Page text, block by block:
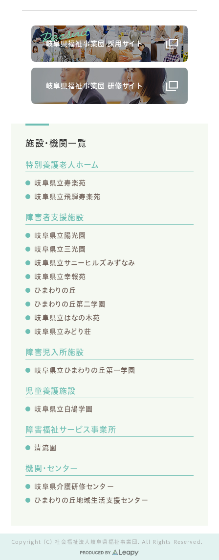
岐阜県福祉事業団 採用サイト
岐阜県福祉事業団 研修サイト
施設・機関一覧
特別養護老人ホーム
岐阜県立寿楽苑
岐阜県立飛騨寿楽苑
障害者支援施設
岐阜県立陽光園
岐阜県立三光園
岐阜県立サニーヒルズみずなみ
岐阜県立幸報苑
ひまわりの丘
ひまわりの丘第二学園
岐阜県立はなの木苑
岐阜県立みどり荘
障害児入所施設
岐阜県立ひまわりの丘第一学園
児童養護施設
岐阜県立白鳩学園
障害福祉サービス事業所
清流園
機関・センター
岐阜県介護研修センター
ひまわりの丘地域生活支援センター
Copyright (C) 社会福祉法人岐阜県福祉事業団. All Rights Reserved.